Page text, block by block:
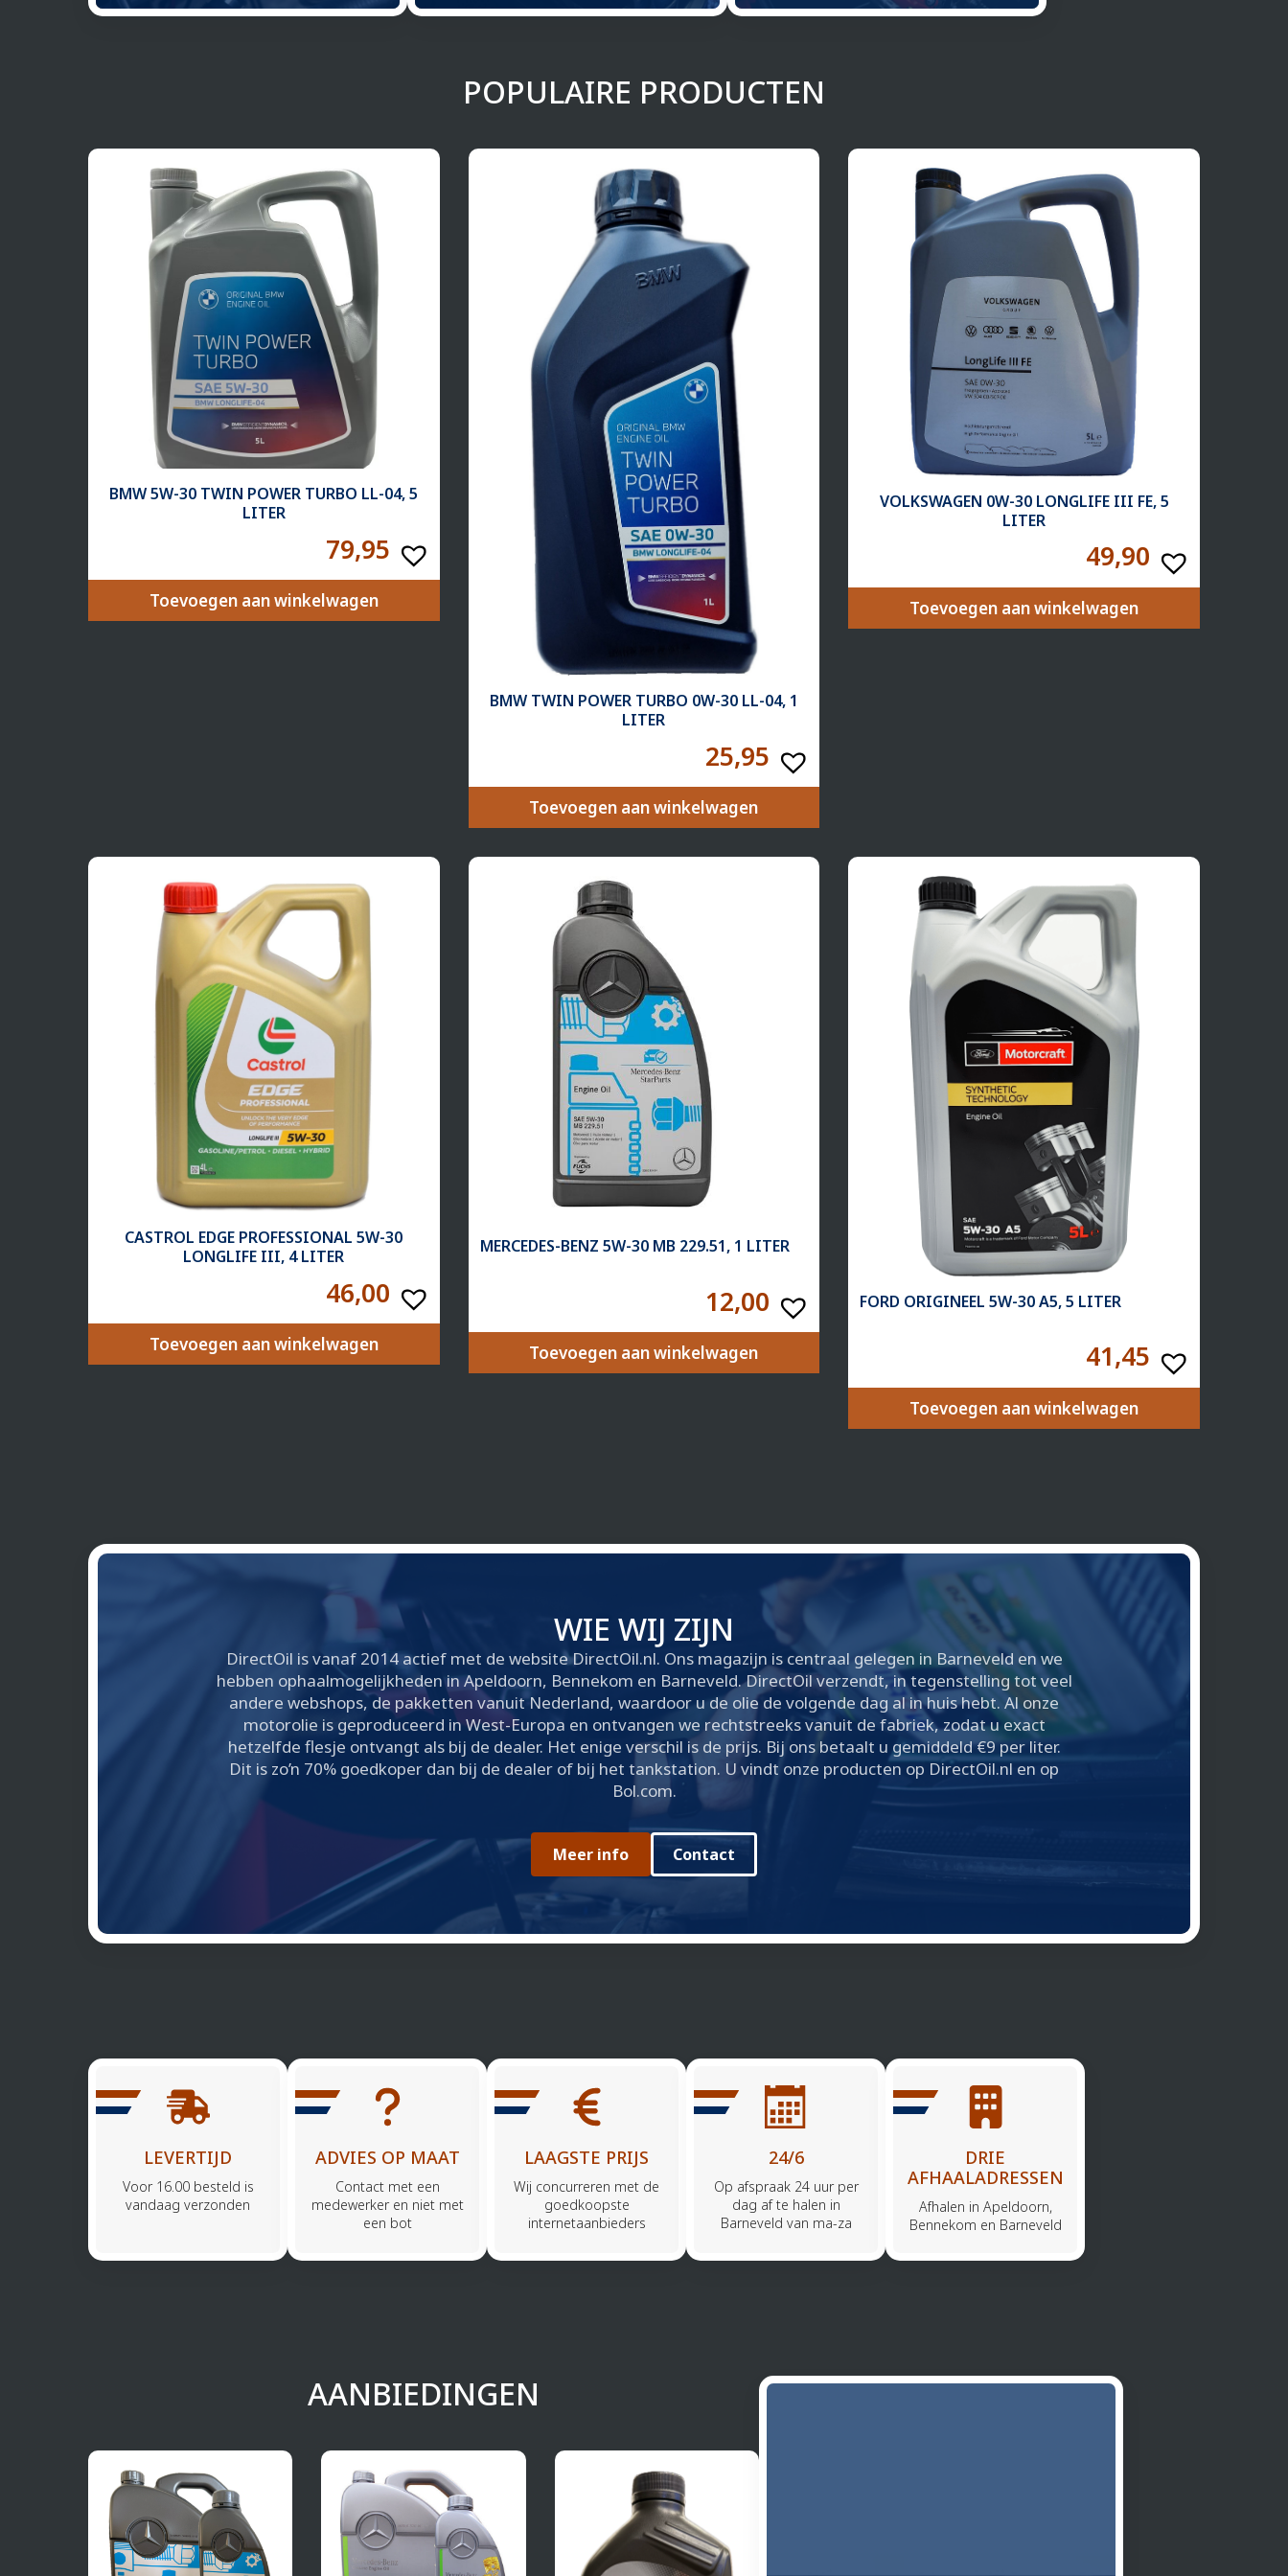
POPULAIRE PRODUCTEN
BMW 5W-30 TWIN POWER TURBO LL-04, 5
LITER
79,95
Toevoegen aan winkelwagen
BMW TWIN POWER TURBO 0W-30 LL-04, 1
LITER
25,95
Toevoegen aan winkelwagen
VOLKSWAGEN 0W-30 LONGLIFE III FE, 5
LITER
49,90
Toevoegen aan winkelwagen
CASTROL EDGE PROFESSIONAL 5W-30
LONGLIFE III, 4 LITER
46,00
Toevoegen aan winkelwagen
MERCEDES-BENZ 5W-30 MB 229.51, 1 LITER
12,00
Toevoegen aan winkelwagen
FORD ORIGINEEL 5W-30 A5, 5 LITER
41,45
Toevoegen aan winkelwagen
WIE WIJ ZIJN
DirectOil is vanaf 2014 actief met de website DirectOil.nl. Ons magazijn is centraal gelegen in Barneveld en we
hebben ophaalmogelijkheden in Apeldoorn, Bennekom en Barneveld. DirectOil verzendt, in tegenstelling tot veel
andere webshops, de pakketten vanuit Nederland, waardoor u de olie de volgende dag al in huis hebt. Al onze
motorolie is geproduceerd in West-Europa en ontvangen we rechtstreeks vanuit de fabriek, zodat u exact
hetzelfde flesje ontvangt als bij de dealer. Het enige verschil is de prijs. Bij ons betaalt u gemiddeld €9 per liter.
Dit is zo’n 70% goedkoper dan bij de dealer of bij het tankstation. U vindt onze producten op DirectOil.nl en op
Bol.com.
Meer info Contact
LEVERTIJD
Voor 16.00 besteld is
vandaag verzonden
ADVIES OP MAAT
Contact met een
medewerker en niet met
een bot
LAAGSTE PRIJS
Wij concurreren met de
goedkoopste
internetaanbieders
24/6
Op afspraak 24 uur per
dag af te halen in
Barneveld van ma-za
DRIE
AFHAALADRESSEN
Afhalen in Apeldoorn,
Bennekom en Barneveld
AANBIEDINGEN